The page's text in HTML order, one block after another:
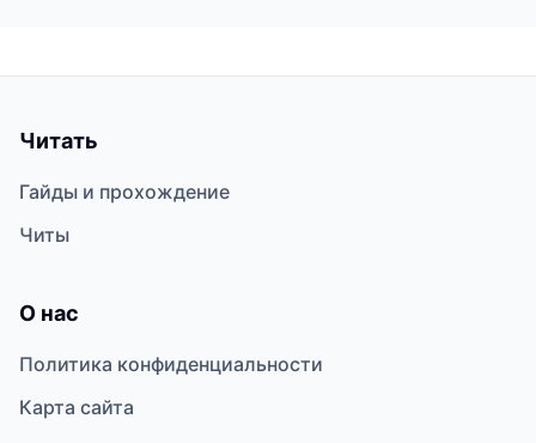
Читать
Гайды и прохождение
Читы
О нас
Политика конфиденциальности
Карта сайта